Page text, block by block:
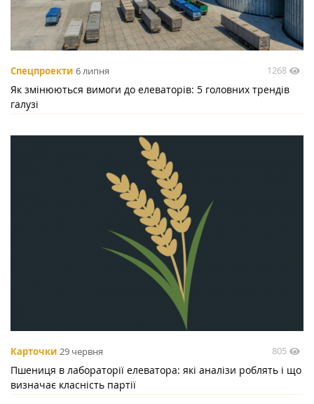
Спецпроекти 6 липня 1268
Як змінюються вимоги до елеваторів: 5 головних трендів
галузі
Карточки 29 червня 805
Пшениця в лабораторії елеватора: які аналізи роблять і що
визначає класність партії